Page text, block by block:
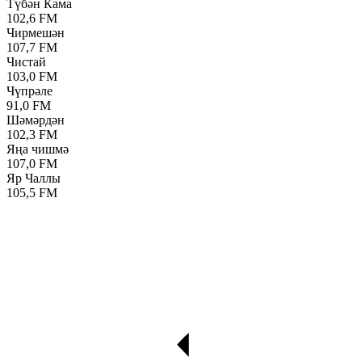
Түбән Кама
102,6 FM
Чирмешән
107,7 FM
Чистай
103,0 FM
Чүпрәле
91,0 FM
Шәмәрдән
102,3 FM
Яңа чишмә
107,0 FM
Яр Чаллы
105,5 FM